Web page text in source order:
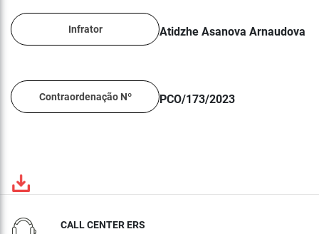
Infrator Atidzhe Asanova Arnaudova
Contraordenação Nº PCO/173/2023
CALL CENTER ERS